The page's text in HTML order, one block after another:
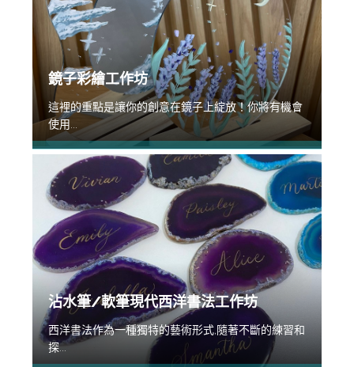
鏡子彩繪工作坊
這裡的重點是讓你的創意在鏡子上綻放！你將有機會
使用...
沾水筆/軟筆現代西洋書法工作坊
西洋書法作為一種獨特的藝術形式,隨著不斷的練習和
探...